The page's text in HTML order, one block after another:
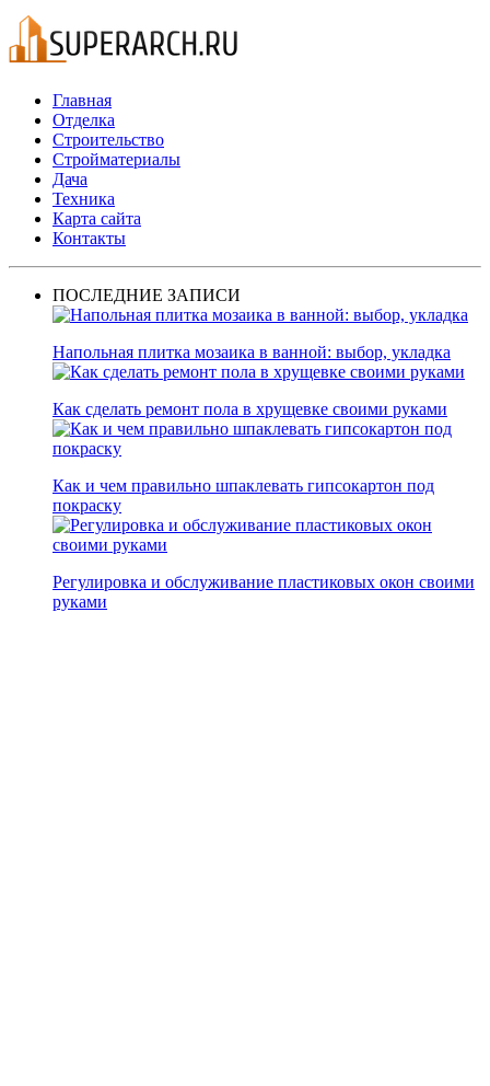
Главная
Отделка
Строительство
Стройматериалы
Дача
Техника
Карта сайта
Контакты
ПОСЛЕДНИЕ ЗАПИСИ
Напольная плитка мозаика в ванной: выбор, укладка
Как сделать ремонт пола в хрущевке своими руками
Как и чем правильно шпаклевать гипсокартон под
покраску
Регулировка и обслуживание пластиковых окон своими
руками